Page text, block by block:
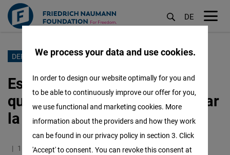
Pasar
contenido
principal
DE
DERECHOS HUMANOS
España se convierte en el
quinto país del mundo en reglar
la Ley de la Eutanasia.
16.04.2021
1.7 Minutos
We process your data and use cookies.
In order to design our website optimally for you and
to be able to continuously improve our offer for you,
we use functional and marketing cookies. More
information about the providers and how they work
can be found in our privacy policy in section 3. Click
'Accept' to consent. You can revoke this consent at